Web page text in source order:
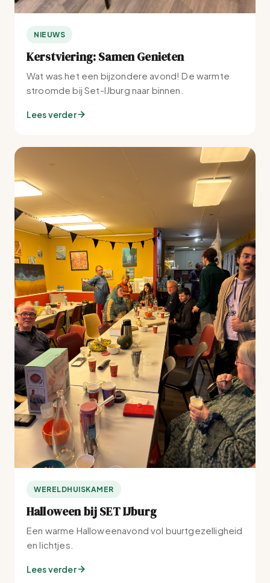
NIEUWS
Kerstviering: Samen Genieten
Wat was het een bijzondere avond! De warmte
stroomde bij Set-IJburg naar binnen.
Lees verder
WERELDHUISKAMER
Halloween bij SET IJburg
Een warme Halloweenavond vol buurtgezelligheid
en lichtjes.
Lees verder